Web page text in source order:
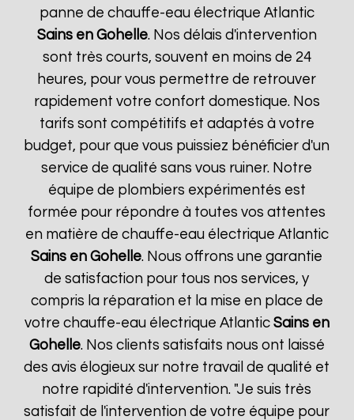
panne de chauffe-eau électrique Atlantic
Sains en Gohelle. Nos délais d'intervention
sont très courts, souvent en moins de 24
heures, pour vous permettre de retrouver
rapidement votre confort domestique. Nos
tarifs sont compétitifs et adaptés à votre
budget, pour que vous puissiez bénéficier d'un
service de qualité sans vous ruiner. Notre
équipe de plombiers expérimentés est
formée pour répondre à toutes vos attentes
en matière de chauffe-eau électrique Atlantic
Sains en Gohelle. Nous offrons une garantie
de satisfaction pour tous nos services, y
compris la réparation et la mise en place de
votre chauffe-eau électrique Atlantic Sains en
Gohelle. Nos clients satisfaits nous ont laissé
des avis élogieux sur notre travail de qualité et
notre rapidité d'intervention. "Je suis très
satisfait de l'intervention de votre équipe pour